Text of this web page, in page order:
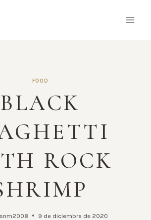
FOOD
BLACK
ROCK
9 de diciembre de 2020